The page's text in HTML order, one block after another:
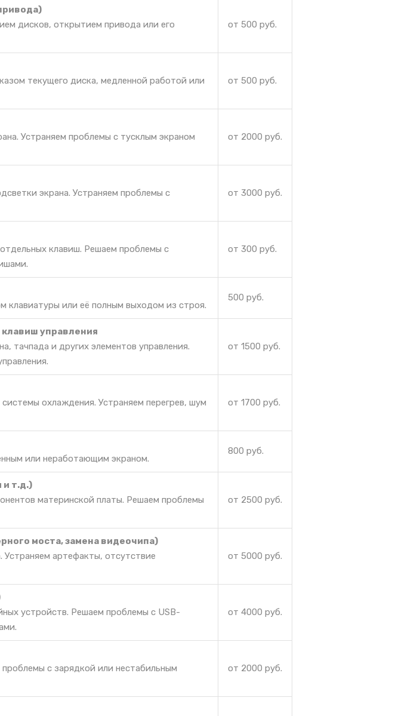
дисков, открытием привода или его
от 500 руб.
текущего диска, медленной работой или
от 500 руб.
Устраняем проблемы с тусклым экраном
от 2000 руб.
экрана. Устраняем проблемы с
от 3000 руб.
клавиш. Решаем проблемы с
от 300 руб.
клавиатуры или её полным выходом из строя.
500 руб.
управления
тачпада и других элементов управления.
от 1500 руб.
охлаждения. Устраняем перегрев, шум
от 1700 руб.
или неработающим экраном.
800 руб.
и т.д.)
материнской платы. Решаем проблемы
от 2500 руб.
моста, замена видеочипа)
Устраняем артефакты, отсутствие
от 5000 руб.
устройств. Решаем проблемы с USB-
от 4000 руб.
с зарядкой или нестабильным
от 2000 руб.